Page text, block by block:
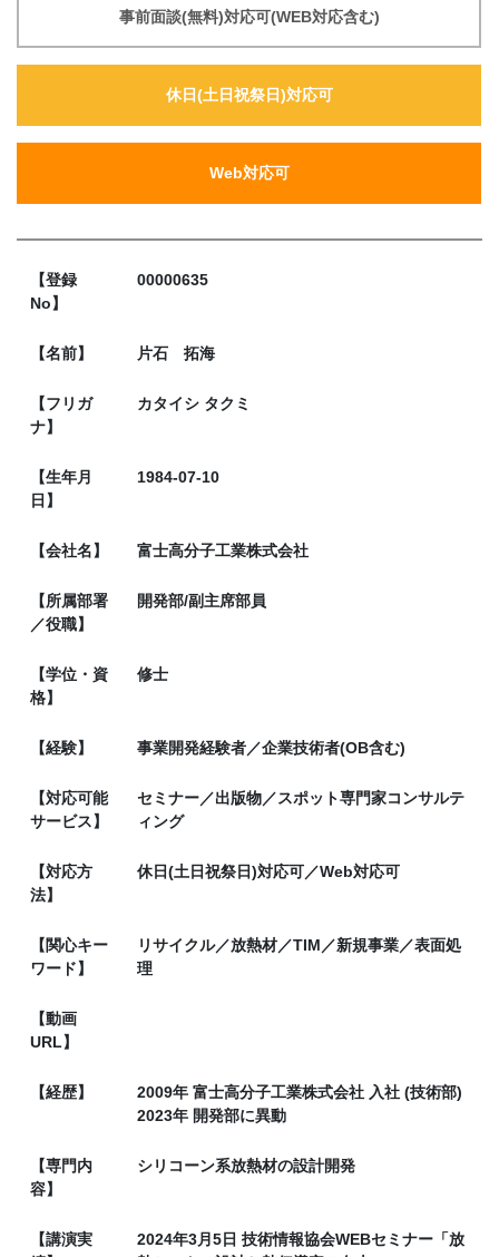
事前面談(無料)対応可(WEB対応含む)
休日(土日祝祭日)対応可
Web対応可
【登録
No】
00000635
【名前】 片石 拓海
【フリガ
ナ】
カタイシ タクミ
【生年月
日】
1984-07-10
【会社名】 富士高分子工業株式会社
【所属部署
／役職】
開発部/副主席部員
【学位・資
格】
修士
【経験】 事業開発経験者／企業技術者(OB含む)
【対応可能
サービス】
セミナー／出版物／スポット専門家コンサルテ
ィング
【対応方
法】
休日(土日祝祭日)対応可／Web対応可
【関心キー
ワード】
リサイクル／放熱材／TIM／新規事業／表面処
理
【動画
URL】
【経歴】
2009年 富士高分子工業株式会社 入社 (技術部)
2023年 開発部に異動
【専門内
容】
シリコーン系放熱材の設計開発
【講演実
2024年3月5日 技術情報協会WEBセミナー「放